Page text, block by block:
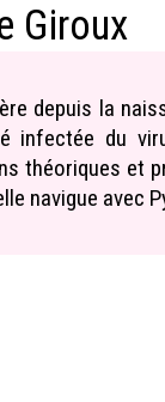
Giroux
depuis la
infectée du
théoriques et
navigue avec